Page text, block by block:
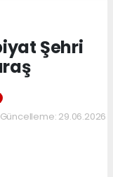
Şehri
29.06.2026